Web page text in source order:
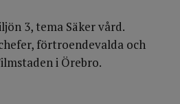
3, tema Säker vård.
förtroendevalda och
i Örebro.